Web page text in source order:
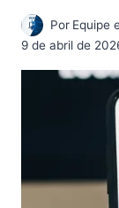
Por Equipe
9 de abril de